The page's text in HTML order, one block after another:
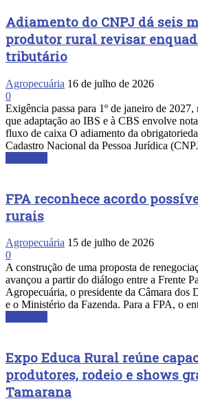
Adiamento do CNPJ dá seis
produtor rural revisar
tributário
Agropecuária 16 de julho de 2026
0
Exigência passa para 1º de janeiro de 2027,
que adaptação ao IBS e à CBS envolve
fluxo de caixa O adiamento da
Cadastro Nacional da Pessoa Jurídica
FPA reconhece acordo
rurais
Agropecuária 15 de julho de 2026
0
A construção de uma proposta de
avançou a partir do diálogo entre a Frente
Agropecuária, o presidente da Câmara dos
e o Ministério da Fazenda. Para a FPA, o
Expo Educa Rural reúne
produtores, rodeio e shows
Tamarana